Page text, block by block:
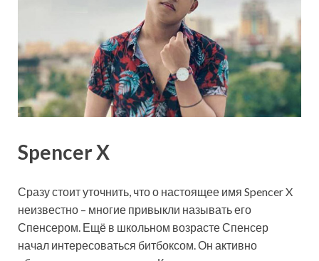
Spencer X
Сразу стоит уточнить, что о настоящее имя Spencer X
неизвестно – многие привыкли называть его
Спенсером. Ещё в школьном возрасте Спенсер
начал интересоваться битбоксом. Он активно